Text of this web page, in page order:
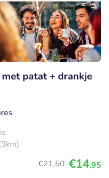
patat + drankje
€21,50 €14,95